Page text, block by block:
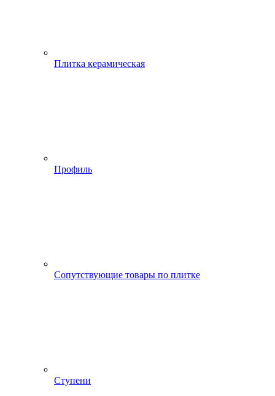
Плитка керамическая
Профиль
Сопутствующие товары по плитке
Ступени